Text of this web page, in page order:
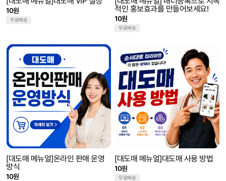
10원
무료배송
적인 홍보효과를 만들어보세요!
10원
무료배송
[대도매 메뉴얼]온라인 판매 운영
방식
10원
[대도매 메뉴얼]대도매 사용 방법
10원
무료배송